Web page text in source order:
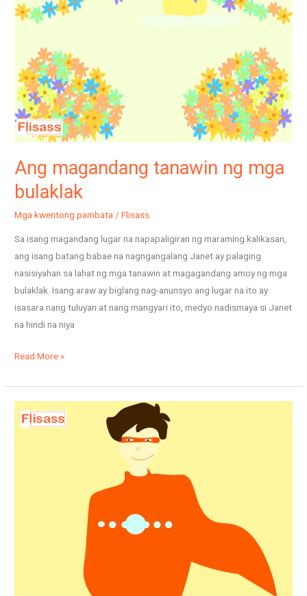
Ang magandang tanawin ng mga
bulaklak
Mga kwentong pambata /Flisass
Sa isang magandang lugar na napapaligiran ng maraming kalikasan,
ang isang batang babae na nagngangalang Janet ay palaging
nasisiyahan sa lahat ng mga tanawin at magagandang amoy ng mga
bulaklak. Isang araw ay biglang nag-anunsyo ang lugar na ito ay
isasara nang tuluyan at nang mangyari ito, medyo nadismaya si Janet
na hindi na niya
ng
mga
Read More »
Ang
taong